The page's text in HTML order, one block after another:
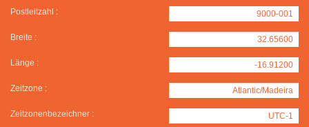
Postleitzahl : 9000-001
Breite : 32.65600
Länge : -16.91200
Zeitzone : Atlantic/Madeira
Zeitzonenbezeichner : UTC-1